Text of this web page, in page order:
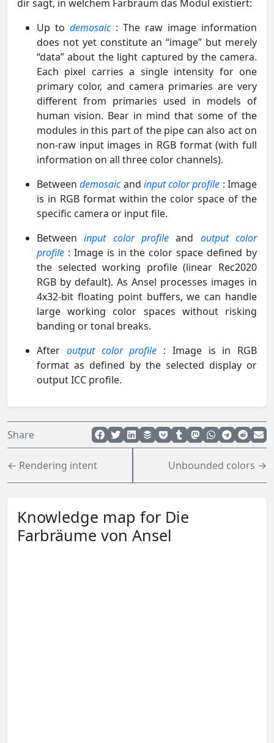
dir sagt, in welchem Farbraum das Modul existiert:
Up to demosaic: The raw image information
does not yet constitute an “image” but merely
“data” about the light captured by the camera.
Each pixel carries a single intensity for one
primary color, and camera primaries are very
different from primaries used in models of
human vision. Bear in mind that some of the
modules in this part of the pipe can also act on
non-raw input images in RGB format (with full
information on all three color channels).
Betweendemosaicand input color profile : Image
is in RGB format within the color space of the
specific camera or input file.
Betweeninput color profile and output color
profile : Image is in the color space defined by
the selected working profile (linear Rec2020
RGB by default). As Ansel processes images in
4x32-bit floating point buffers, we can handle
large working color spaces without risking
banding or tonal breaks.
After output color profile : Image is in RGB
format as defined by the selected display or
output ICC profile.
Share
← Rendering intent Unbounded colors →
Knowledge map for Die
Farbräume von Ansel